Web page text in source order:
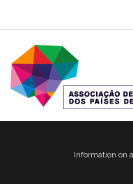
Information on